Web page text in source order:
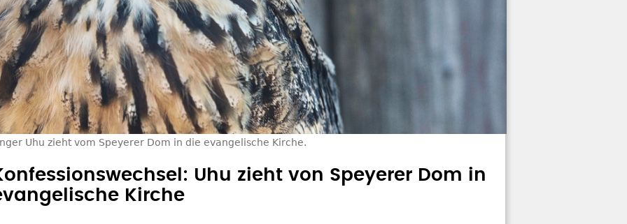
Uhu zieht vom Speyerer Dom in die evangelische Kirche.
Uhu zieht von Speyerer Dom in
Kirche